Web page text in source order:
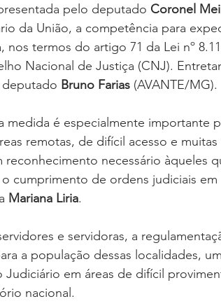
pelo deputado Coronel
da União, a competência para
termos do artigo 71 da Lei nº
Nacional de Justiça (CNJ).
Bruno Farias (AVANTE/MG).
medida é especialmente importante
remotas, de difícil acesso e
reconhecimento necessário àqueles
cumprimento de ordens judiciais em
Mariana Liria.
e servidoras, a
a população dessas localidades,
Judiciário em áreas de difícil
nacional.